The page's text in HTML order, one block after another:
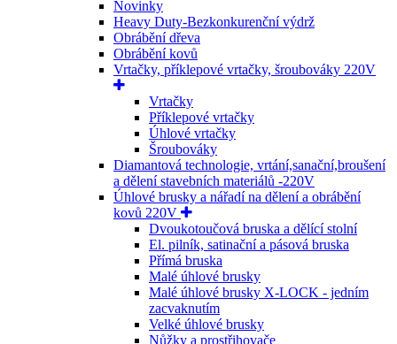
Novinky
Heavy Duty-Bezkonkurenční výdrž
Obrábění dřeva
Obrábění kovů
Vrtačky, příklepové vrtačky, šroubováky 220V
Vrtačky
Příklepové vrtačky
Úhlové vrtačky
Šroubováky
Diamantová technologie, vrtání,sanační,broušení
a dělení stavebních materiálů -220V
Úhlové brusky a nářadí na dělení a obrábění
kovů 220V
Dvoukotoučová bruska a dělící stolní
El. pilník, satinační a pásová bruska
Přímá bruska
Malé úhlové brusky
Malé úhlové brusky X-LOCK - jedním
zacvaknutím
Velké úhlové brusky
Nůžky a prostřihovače